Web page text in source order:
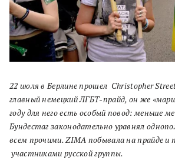
22 июля в Берлине прошел Christopher
главный немецкий ЛГБТ-прайд, он же
году для него есть особый повод: меньше
Бундестаг законодательно уравнял
всем прочими. ZIMA побывала на прайде и
участниками русской группы.